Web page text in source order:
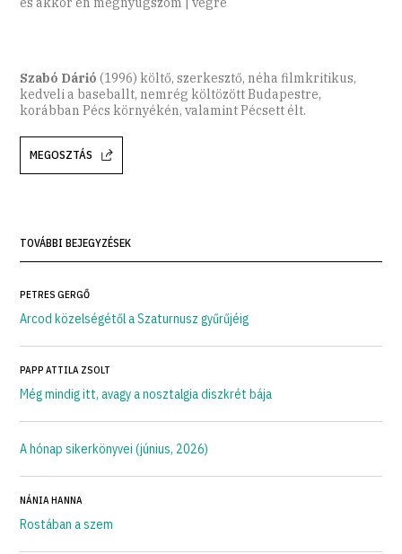
Szabó Dárió (1996) költő, szerkesztő, néha filmkritikus,
kedveli a baseballt, nemrég költözött Budapestre,
korábban Pécs környékén, valamint Pécsett élt.
MEGOSZTÁS
TOVÁBBI BEJEGYZÉSEK
PETRES GERGŐ
Arcod közelségétől a Szaturnusz gyűrűjéig
PAPP ATTILA ZSOLT
Még mindig itt, avagy a nosztalgia diszkrét bája
A hónap sikerkönyvei (június, 2026)
NÁNIA HANNA
Rostában a szem